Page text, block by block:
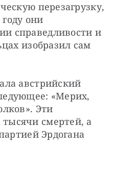
перезагрузку,
они
справедливости и
изобразил сам
австрийский
«Мерих,
Эти
смертей, а
Эрдогана